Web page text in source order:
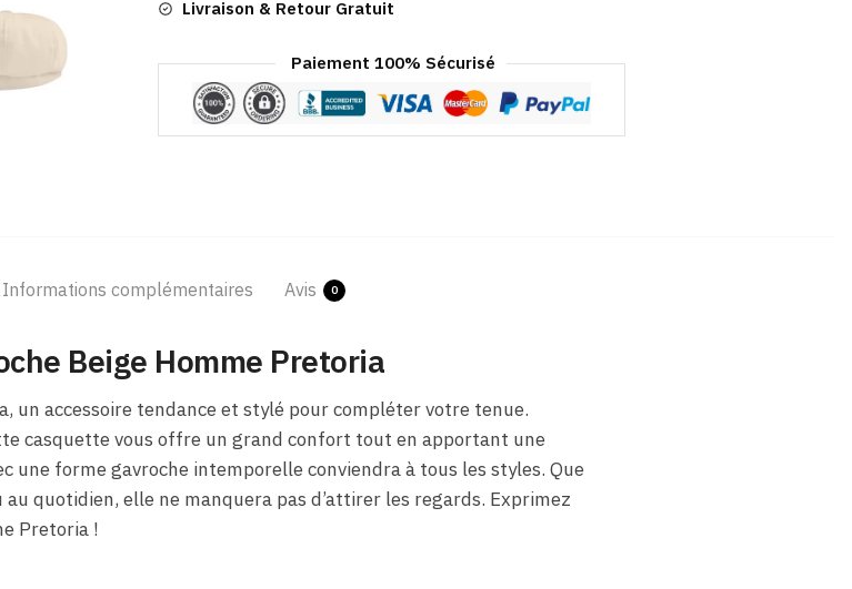
Livraison & Retour Gratuit
Paiement 100% Sécurisé
Informations complémentaires Avis 0
Beige Homme Pretoria
un accessoire tendance et stylé pour compléter votre tenue.
casquette vous offre un grand confort tout en apportant une
une forme gavroche intemporelle conviendra à tous les styles. Que
quotidien, elle ne manquera pas d’attirer les regards. Exprimez
Pretoria !